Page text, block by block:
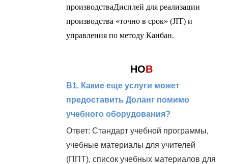
производстваДисплей для реализации
производства «точно в срок» (JIT) и
управления по методу Канбан.
НОВ
В1. Какие еще услуги может
предоставить Доланг помимо
учебного оборудования?
Ответ: Стандарт учебной программы,
учебные материалы для учителей
(ППT), список учебных материалов для